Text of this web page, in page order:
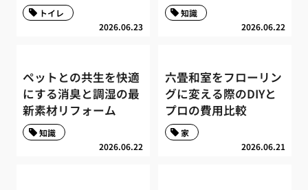
2026.06.23
トイレ
2026.06.22
知識
ペットとの共生を快適
にする消臭と調湿の最
新素材リフォーム
2026.06.22
知識
六畳和室をフローリン
グに変える際のDIYと
プロの費用比較
2026.06.21
家